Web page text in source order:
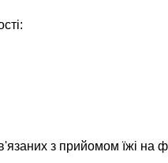
з прийомом їжі на